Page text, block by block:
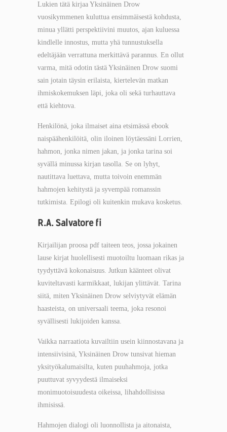
Lukien tätä kirjaa Yksinäinen Drow
vuosikymmenen kuluttua ensimmäisestä kohdusta,
minua yllätti perspektiivini muutos, ajan kuluessa
kindlelle innostus, mutta yhä tunnustuksella
edeltäjään verrattuna merkittävä parannus. En ollut
varma, mitä odotin tästä Yksinäinen Drow suomi
sain jotain täysin erilaista, kiertelevän matkan
ihmiskokemuksen läpi, joka oli sekä turhauttava
että kiehtova.
Henkilönä, joka ilmaiset aina etsimässä ebook
naispäähenkilöitä, olin iloinen löytäessäni Lorrien,
hahmon, jonka nimen jakan, ja jonka tarina soi
syvällä minussa kirjan tasolla. Se on lyhyt,
nautittava luettava, mutta toivoin enemmän
hahmojen kehitystä ja syvempää romanssin
tutkimista. Epilogi oli kuitenkin mukava kosketus.
R.A. Salvatore fi
Kirjailijan proosa pdf taiteen teos, jossa jokainen
lause kirjat huolellisesti muotoiltu luomaan rikas ja
tyydyttävä kokonaisuus. Jutkun käänteet olivat
kuviteltavasti karmikkaat, lukijan ylittävät. Tarina
siitä, miten Yksinäinen Drow selviytyvät elämän
haasteista, on universaali teema, joka resonoi
syvällisesti lukijoiden kanssa.
Vaikka narraatiota kuvailtiin usein kiinnostavana ja
intensiivisinä, Yksinäinen Drow tunsivat hieman
yksityökalumaisilta, kuten puuhahmoja, jotka
puuttuvat syvyydestä ilmaiseksi
monimuotoisuudesta oikeissa, lihahdollisissa
ihmisissä.
Hahmojen dialogi oli luonnollista ja aitonaista,